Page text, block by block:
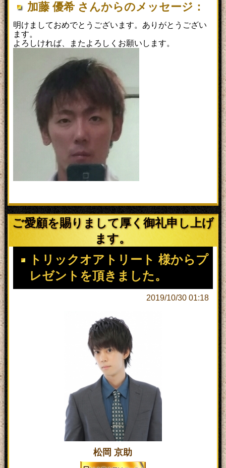
加藤 優希 さんからのメッセージ：
明けましておめでとうございます。ありがとうござい
ます。
よろしければ、またよろしくお願いします。
ご愛顧を賜りまして厚く御礼申し上げ
ます。
トリックオアトリート 様からプ
レゼントを頂きました。
2019/10/30 01:18
松岡 京助